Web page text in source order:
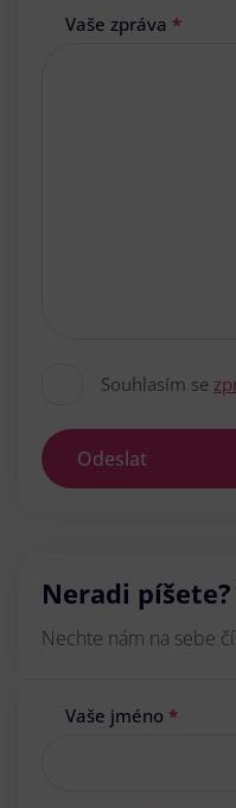
Vaše zpráva *
Souhlasím se
Odeslat
Neradi píšete?
Nechte nám na sebe
Vaše jméno *